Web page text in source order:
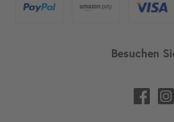
Besuchen